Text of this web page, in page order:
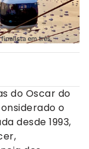
em três
do Oscar do
o
desde 1993,